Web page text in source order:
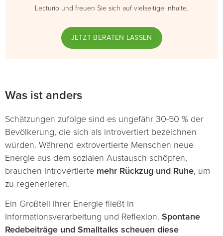
Lecturio und freuen Sie sich auf vielseitige Inhalte.
JETZT BERATEN LASSEN
Was ist anders
Schätzungen zufolge sind es ungefähr 30-50 % der
Bevölkerung, die sich als introvertiert bezeichnen
würden. Während extrovertierte Menschen neue
Energie aus dem sozialen Austausch schöpfen,
brauchen Introvertierte mehr Rückzug und Ruhe, um
zu regenerieren.
Ein Großteil ihrer Energie fließt in
Informationsverarbeitung und Reflexion. Spontane
Redebeiträge und Smalltalks scheuen diese